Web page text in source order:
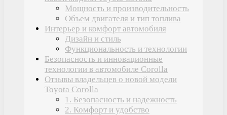
Мощность и производительность
Объем двигателя и тип топлива
Интерьер и комфорт автомобиля
Дизайн и стиль
Функциональность и технологии
Безопасность и инновационные
технологии в автомобиле Corolla
Отзывы владельцев о новой модели
Toyota Corolla
1. Безопасность и надежность
2. Комфорт и удобство